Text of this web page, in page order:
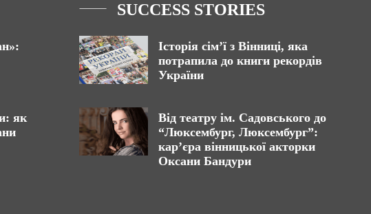
як
SUCCESS STORIES
Історія сім’ї з Вінниці, яка
потрапила до книги рекордів
України
Від театру ім. Садовського до
“Люксембург, Люксембург”:
кар’єра вінницької акторки
Оксани Бандури